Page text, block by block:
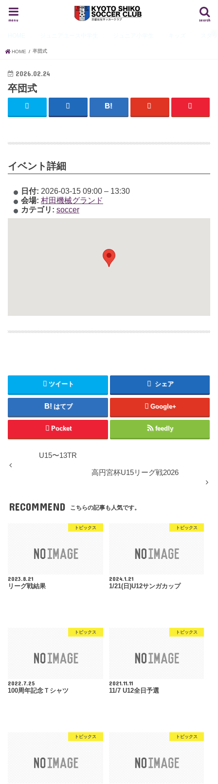
search
menu
HOME 卒団式
2026.02.24
卒団式
イベント詳細
日付: 2026-03-15 09:00– 13:30
会場: 村田機械グランド
カテゴリ: soccer
ツイート シェア
はてブ Google+
Pocket feedly
U15〜13TR
高円宮杯U15リーグ戦2026
RECOMMEND こちらの記事も人気です。
トピックス
2023.8.21
リーグ戦結果
トピックス
2024.1.21
1/21(日)U12サンガカップ
トピックス
2022.7.25
100周年記念Ｔシャツ
トピックス
2021.11.11
11/7 U12全日予選
トピックス トピックス